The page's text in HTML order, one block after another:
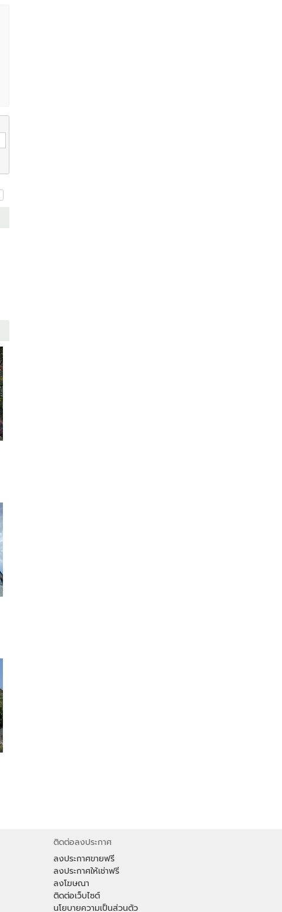
ติดต่อลงประกาศ
ลงประกาศขายฟรี
ลงประกาศให้เช่าฟรี
ลงโฆษณา
ติดต่อเว็บไซต์
นโยบายความเป็นส่วนตัว